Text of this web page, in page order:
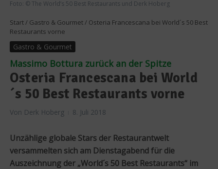
Foto: © The World’s 50 Best Restaurants und Derk Hoberg
Start / Gastro & Gourmet / Osteria Francescana bei World´s 50 Best
Restaurants vorne
Gastro & Gourmet
Massimo Bottura zurück an der Spitze
Osteria Francescana bei World
´s 50 Best Restaurants vorne
Von Derk Hoberg 8. Juli 2018
Unzählige globale Stars der Restaurantwelt
versammelten sich am Dienstagabend für die
Auszeichnung der „World´s 50 Best Restaurants“ im